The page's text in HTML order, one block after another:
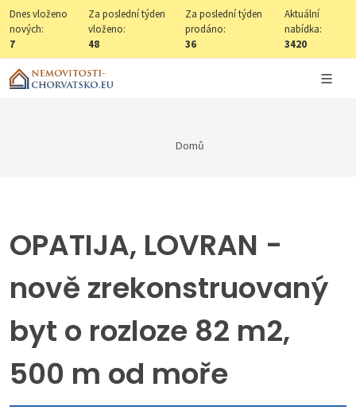
Dnes vloženo
nových:
7
Za poslední týden
vloženo:
48
Za poslední týden
prodáno:
36
Aktuální
nabídka:
3420
Domů
OPATIJA, LOVRAN -
nově zrekonstruovaný
byt o rozloze 82 m2,
500 m od moře